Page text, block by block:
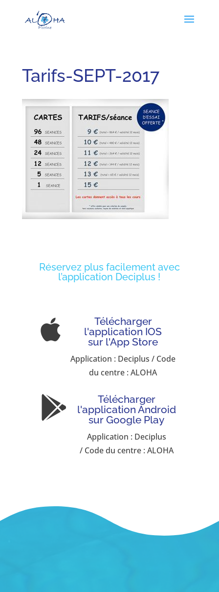
Tarifs-SEPT-2017
Réservez plus facilement avec
l’application Deciplus !

Télécharger
l'application IOS
sur l'App Store
Application : Deciplus / Code
du centre : ALOHA

Télécharger
l'application Android
sur Google Play
Application : Deciplus
/ Code du centre : ALOHA